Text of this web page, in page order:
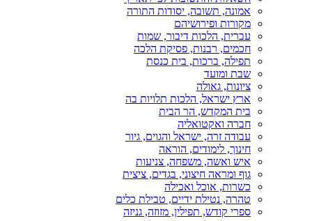
אמונה, תשובה, יסודות התורה
מקורות ופירושיהם
עברית, הלכות דיבור, שמות
חכמים, רבנות, פסיקת הלכה
תפילה, ברכות, בית כנסת
שבת ומועד
ציונות, גאולה
ארץ ישראל, הלכות תלויות בה
בית המקדש, הר הבית
חברה ואקטואליה
עבודה זרה, ישראל והגוים, גיור
חינוך, לימודים, הוראה
איש ואשה, משפחה, צניעות
גוף ומראה חיצוני, בגדים, ציצית
כשרות, אוכל ואכילה
טהרה, נטילת ידיים, טבילת כלים
ספרי קודש, תפילין, מזוזה, גניזה